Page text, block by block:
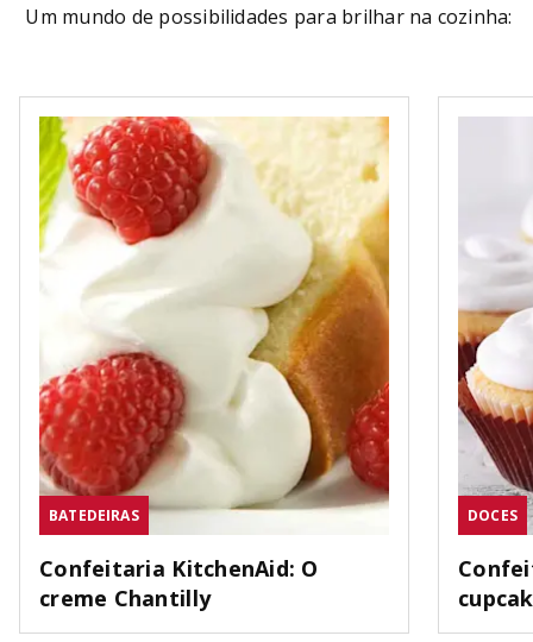
Um mundo de possibilidades para brilhar na cozinha:
BATEDEIRAS
Confeitaria KitchenAid: O
creme Chantilly
DOCES